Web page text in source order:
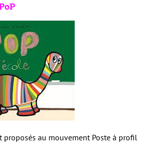
proposés au mouvement Poste à profil